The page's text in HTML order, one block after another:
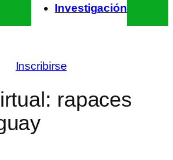
Investigación
Inscribirse
rapaces